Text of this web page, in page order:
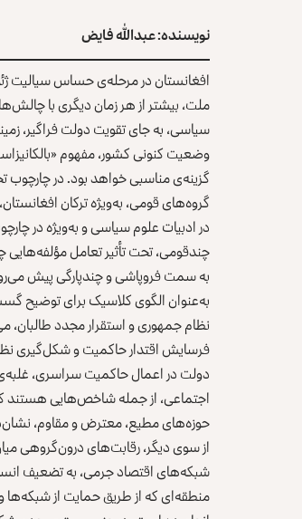
نویسنده: عبدالله فایض
افغانستان در مرحله‌ی حساس سیالیت
ملت، بیشتر از هر زمان دیگری با
سیاسی، به‌ جای تقویت دولت فراگیر،
وضعیت کنونی کشور، مفهوم
گزینه‌ی مناسبی خواهد بود. در چارچوب
گروه‌های قومی، به‌ویژه ترکان
در ادبیات علوم سیاسی و به‌ویژه در
چندقومی، تحت تأثیر تعامل
به سمت فروپاشی و چندپارگی پیش
به‌عنوان الگوی کلاسیک برای توضیح
نظام جمهوری و استقرار مجدد طالبان،
فرسایش اقتدار حاکمیت و شکل‌گیری
دولت در اعمال حاکمیت سراسری، غلبه‌ی
اجتماعی، از جمله شاخص‌هایی هستند
حوزه‌های مطیع، معترض و مقاوم،
از سوی دیگر، رقابت‌های درون‌گروهی
شبکه‌های اقتصاد جرمی، به تضعیف
منطقه‌ای که از طریق حمایت از